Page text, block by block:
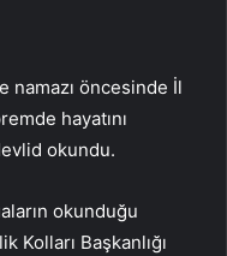
namazı öncesinde İl
hayatını
okundu.
okunduğu
Kolları Başkanlığı